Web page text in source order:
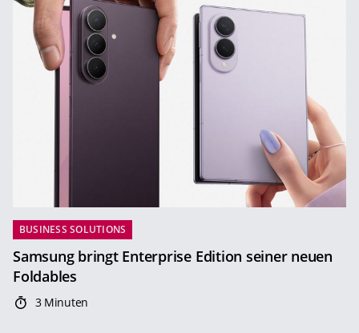
BUSINESS SOLUTIONS
Samsung bringt Enterprise Edition seiner neuen
Foldables
3 Minuten